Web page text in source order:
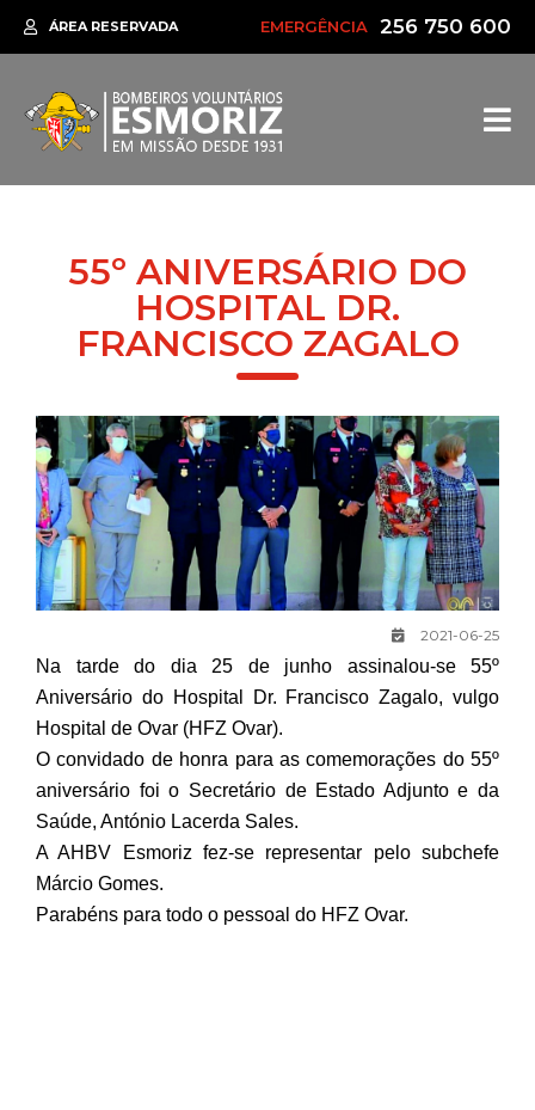
ÁREA RESERVADA EMERGÊNCIA 256 750 600
55º ANIVERSÁRIO DO
HOSPITAL DR.
FRANCISCO ZAGALO
2021-06-25
Na tarde do dia 25 de junho assinalou-se 55º
Aniversário do Hospital Dr. Francisco Zagalo, vulgo
Hospital de Ovar (HFZ Ovar).
O convidado de honra para as comemorações do 55º
aniversário foi o Secretário de Estado Adjunto e da
Saúde, António Lacerda Sales.
A AHBV Esmoriz fez-se representar pelo subchefe
Márcio Gomes.
Parabéns para todo o pessoal do HFZ Ovar.